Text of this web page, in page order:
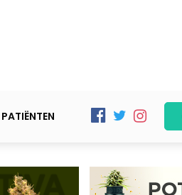
PATIËNTEN